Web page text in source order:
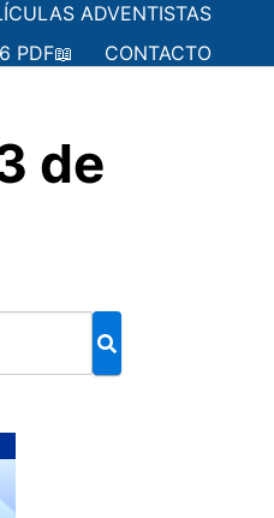
ADVENTISTAS
PDF📖 CONTACTO
de